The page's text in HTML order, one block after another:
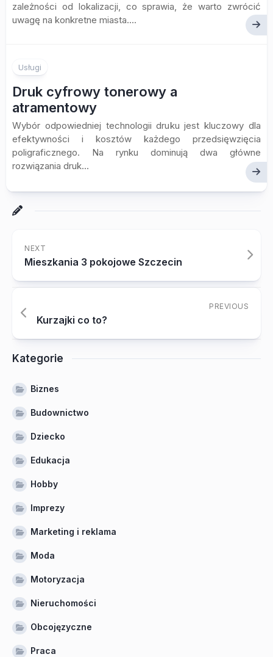
zależności od lokalizacji, co sprawia, że warto zwrócić
uwagę na konkretne miasta....
Usługi
Druk cyfrowy tonerowy a
atramentowy
Wybór odpowiedniej technologii druku jest kluczowy dla
efektywności i kosztów każdego przedsięwzięcia
poligraficznego. Na rynku dominują dwa główne
rozwiązania druk...
NEXT
Mieszkania 3 pokojowe Szczecin
PREVIOUS
Kurzajki co to?
Kategorie
Biznes
Budownictwo
Dziecko
Edukacja
Hobby
Imprezy
Marketing i reklama
Moda
Motoryzacja
Nieruchomości
Obcojęzyczne
Praca